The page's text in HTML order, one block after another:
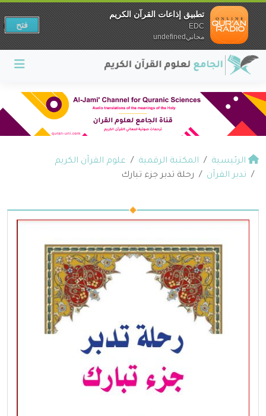
الرئيسية المكتبة الرقمية
علوم القرآن الكريم
تدبر القرآن
رحلة تدبر جزء تبارك
تطبيق إذاعات القرآن الكريم
EDC
مجانيundefined
فتح